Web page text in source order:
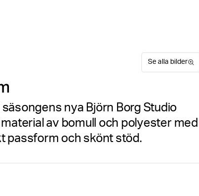
Se alla bilder
nya Björn Borg Studio
av bomull och polyester med
passform och skönt stöd.